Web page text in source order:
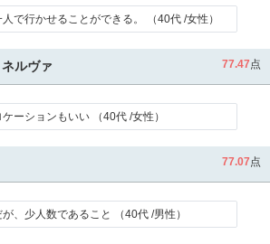
で行かせることができる。 （40代 /女性）
ルヴァ 77.47点
ーションもいい （40代 /女性）
77.07点
、少人数であること （40代 /男性）